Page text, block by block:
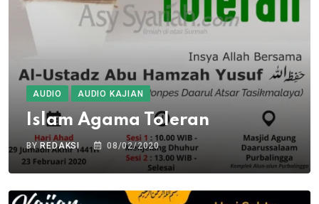
AUDIO AUDIO KAJIAN
Islam Agama Toleran
BY REDAKSI 08/02/2020